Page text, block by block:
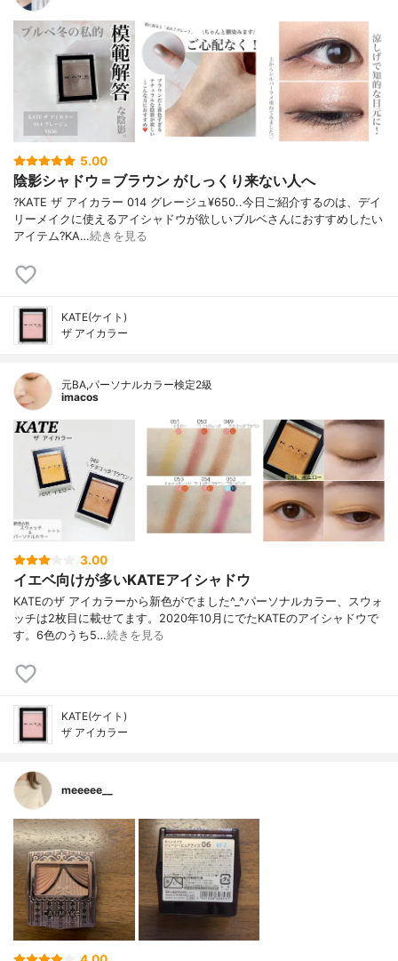
5.00
陰影シャドウ＝ブラウン がしっくり来ない人へ
?KATE ザ アイカラー 014 グレージュ¥650..今日ご紹介するのは、デイ
リーメイクに使えるアイシャドウが欲しいブルベさんにおすすめしたい
アイテム?KA…続きを見る
KATE(ケイト)
ザ アイカラー
元BA,パーソナルカラー検定2級
imacos
3.00
イエベ向けが多いKATEアイシャドウ
KATEのザ アイカラーから新色がでました^_^パーソナルカラー、スウォ
ッチは2枚目に載せてます。2020年10月にでたKATEのアイシャドウで
す。6色のうち5…続きを見る
KATE(ケイト)
ザ アイカラー
meeeee__